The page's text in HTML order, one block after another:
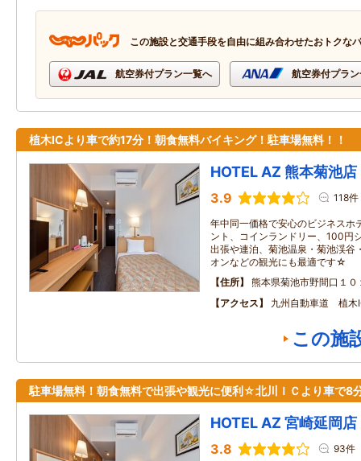
この施設と交通手段を自由に組み合わせたおトクな
航空券付プラン一覧へ 航空券付プラ
植木ICより車で約17分！朝食無料バイキング！駐車場無料！！
HOTEL AZ 熊本菊池店
3.9 118件
年中同一価格で安心のビジネス
ント、コインランドリー、100円
出張や連泊、菊池温泉・菊池渓谷
オンなどの観光にも最適です☆
住所
熊本県菊池市野間口１０
アクセス
九州自動車道 植木
この施
駐車場無料！朝食無料で出張や観光に便利☆北川ＩＣより車で8
HOTEL AZ 宮崎延岡店
3.8 93件